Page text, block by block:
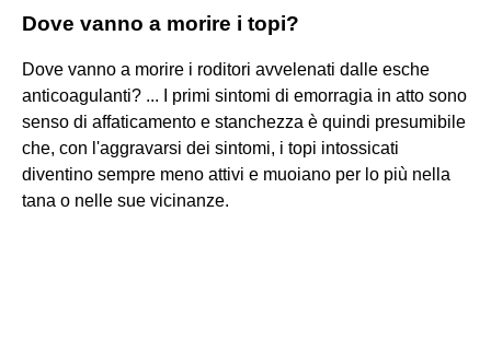
Dove vanno a morire i topi?
Dove vanno a morire i roditori avvelenati dalle esche
anticoagulanti? ... I primi sintomi di emorragia in atto sono
senso di affaticamento e stanchezza è quindi presumibile
che, con l'aggravarsi dei sintomi, i topi intossicati
diventino sempre meno attivi e muoiano per lo più nella
tana o nelle sue vicinanze.